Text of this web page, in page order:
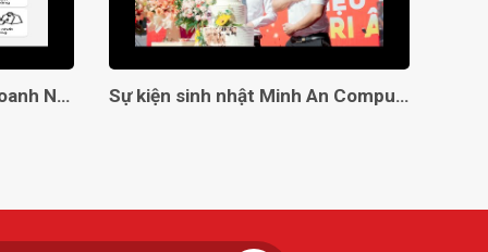
Giải Pháp Toàn Diện Cho Doanh Nghiệp Với Minh An Computer! Sự kiện sinh nhật Minh An Computer 8 tuổi